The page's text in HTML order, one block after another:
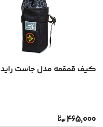
کیف قمقمه مدل جاست راید
465,000